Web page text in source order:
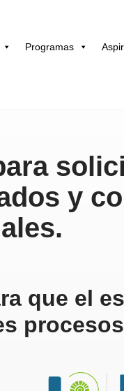
Programas
y
que el
procesos